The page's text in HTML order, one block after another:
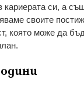
кариерата си, а
своите
която може да